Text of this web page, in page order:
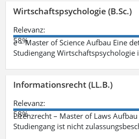
Wirtschaftspsychologie (B.Sc.)
Relevanz:
58%
e – Master of Science Aufbau Eine
Studiengang Wirtschaftspsychologie
Informationsrecht (LL.B.)
Relevanz:
58%
Lizenzrecht – Master of Laws
Studiengang ist nicht